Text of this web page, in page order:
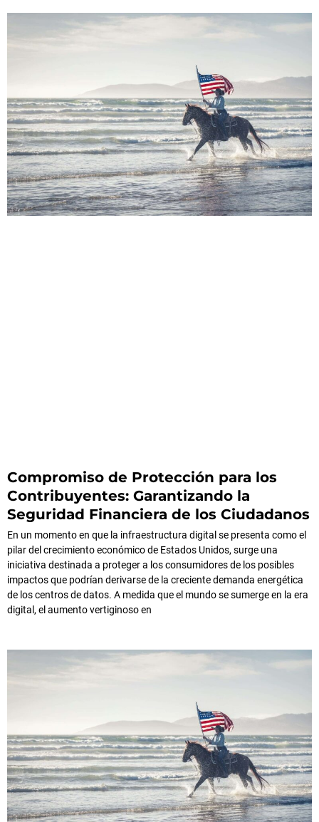
Compromiso de Protección para los
Contribuyentes: Garantizando la
Seguridad Financiera de los Ciudadanos
En un momento en que la infraestructura digital se presenta como el
pilar del crecimiento económico de Estados Unidos, surge una
iniciativa destinada a proteger a los consumidores de los posibles
impactos que podrían derivarse de la creciente demanda energética
de los centros de datos. A medida que el mundo se sumerge en la era
digital, el aumento vertiginoso en